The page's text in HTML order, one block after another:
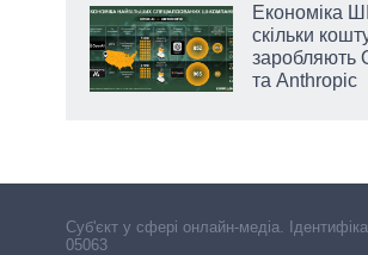
Економіка
скільки
заробляють
та Anthropic
Cуб'єкт у сфері онлайн-медіа.
05063